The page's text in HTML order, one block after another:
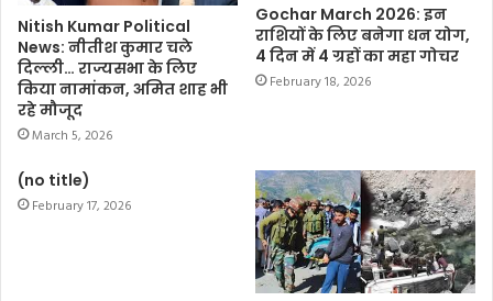
Nitish Kumar Political
News: नीतीश कुमार चले
दिल्ली… राज्यसभा के लिए
किया नामांकन, अमित शाह भी
रहे मौजूद
March 5, 2026
Gochar March 2026: इन
राशियों के लिए बनेगा धन योग,
4 दिन में 4 ग्रहों का महा गोचर
February 18, 2026
(no title)
February 17, 2026